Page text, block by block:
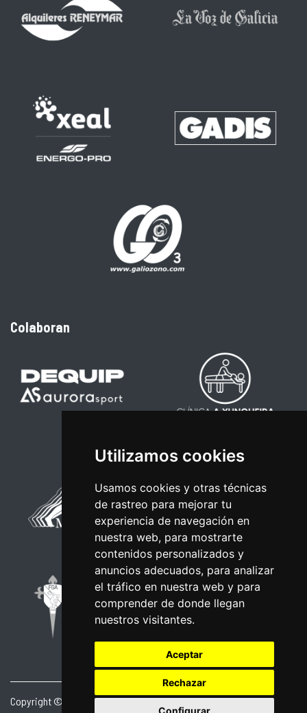
Utilizamos cookies
Usamos cookies y otras técnicas
de rastreo para mejorar tu
experiencia de navegación en
nuestra web, para mostrarte
contenidos personalizados y
anuncios adecuados, para analizar
el tráfico en nuestra web y para
comprender de donde llegan
nuestros visitantes.
Aceptar
Rechazar
Configurar
Colaboran
Copyright © 2026 | Powered byCCNorte Desarrollo|Nota legal